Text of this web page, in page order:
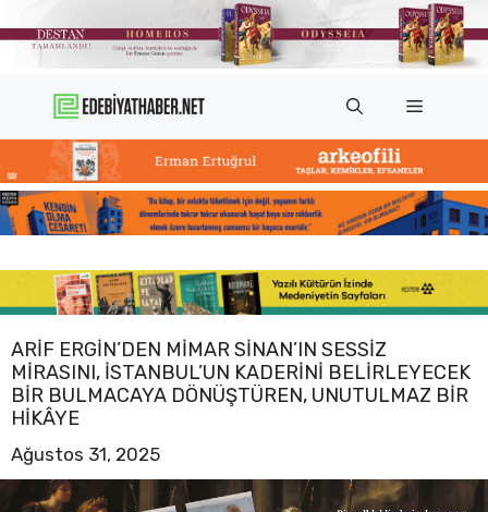
atla
Menü
ARIF ERGIN’DEN MIMAR SINAN’IN SESSIZ
MIRASINI, İSTANBUL’UN KADERINI BELIRLEYECEK
BIR BULMACAYA DÖNÜŞTÜREN, UNUTULMAZ BIR
HIKÂYE
Ağustos 31, 2025